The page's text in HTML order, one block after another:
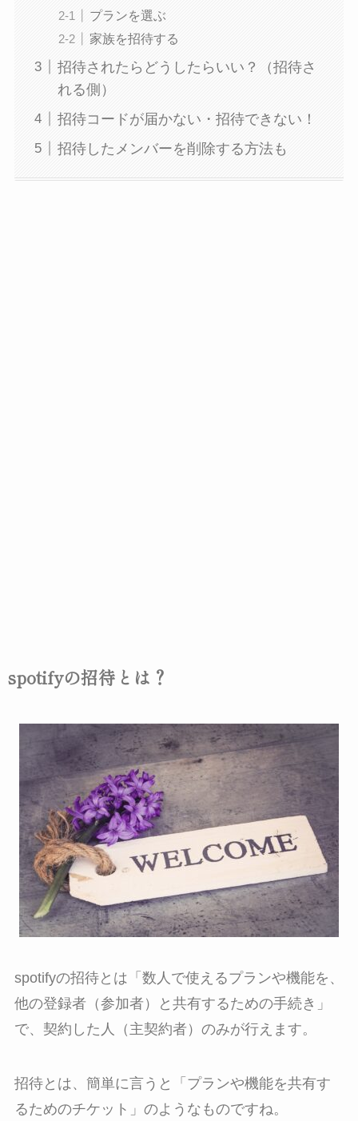
プランを選ぶ
家族を招待する
招待されたらどうしたらいい？（招待さ
れる側）
招待コードが届かない・招待できない！
招待したメンバーを削除する方法も
spotifyの招待とは？
spotifyの招待とは「数人で使えるプランや機能を、
他の登録者（参加者）と共有するための手続き」
で、契約した人（主契約者）のみが行えます。
招待とは、簡単に言うと「プランや機能を共有す
るためのチケット」のようなものですね。